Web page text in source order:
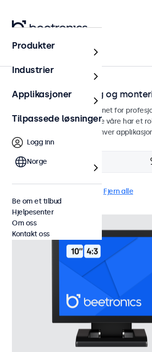
Hjem
Skjermer for innfelling og
Uttrekkbare skjermer designet for
kontinuerlig bruk. Skjermene våre har et
kan sømløst integreres i enhver
Filter (2)
Fjern alle
Produkter
Industrier
Applikasjoner
Tilpassede løsninger
Logg inn
Norge
Be om et tilbud
Hjelpesenter
Om oss
Kontakt oss